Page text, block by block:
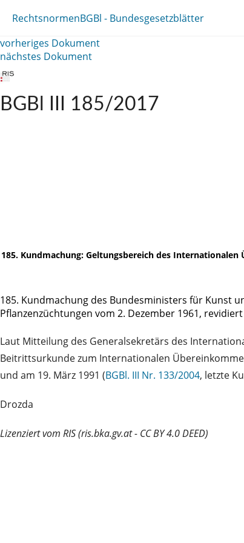
RechtsnormenBGBl - Bundesgesetzblätter
vorheriges Dokument
nächstes Dokument
BGBl III 185/2017
185. Kundmachung: Geltungsbereich des
185. Kundmachung des Bundesministers für Kunst
Pflanzenzüchtungen vom 2. Dezember 1961,
Laut Mitteilung des Generalsekretärs des
Beitrittsurkunde zum Internationalen
und am 19. März 1991 (BGBl. III Nr. 133/2004, letzte
Drozda
Lizenziert vom RIS (ris.bka.gv.at - CC BY 4.0 DEED)